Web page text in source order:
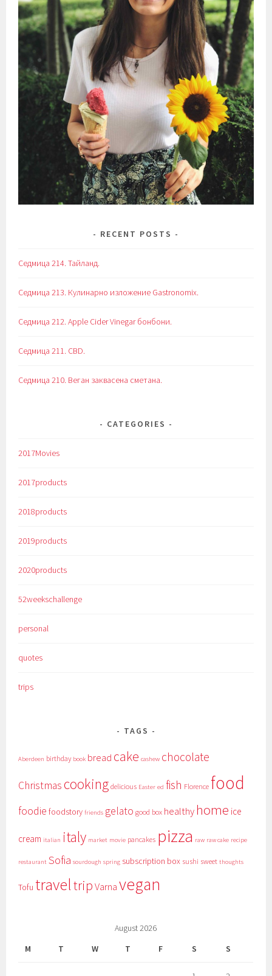
RECENT POSTS
Седмица 214. Тайланд.
Седмица 213. Кулинарно изложение Gastronomix.
Седмица 212. Apple Cider Vinegar бонбони.
Седмица 211. CBD.
Седмица 210. Веган заквасена сметана.
CATEGORIES
2017Movies
2017products
2018products
2019products
2020products
52weekschallenge
personal
quotes
trips
TAGS
Aberdeen birthday book bread cake cashew chocolate
Christmas cooking delicious Easter ed fish Florence food
foodie foodstory friends gelato good box healthyhome ice
cream italian italy market movie pancakes pizza raw raw cake recipe
restaurant Sofia sourdough spring subscription box sushi sweet thoughts
Tofu traveltrip Varna vegan
August 2026
M
T W T F S S